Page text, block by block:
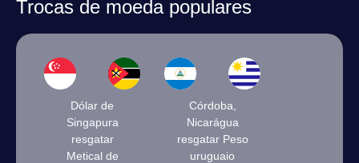
Trocas de moeda populares
Dólar de
Singapura
resgatar
Metical de
Córdoba,
Nicarágua
resgatar Peso
uruguaio